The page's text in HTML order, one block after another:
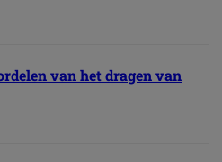
van het dragen van